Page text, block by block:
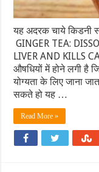
यह अदरक चाये किडनी
GINGER TEA:
LIVER AND KILLS
औषधियों में होने लगी है
योग्यता के लिए जाना
सकते हो यह …
Read More »